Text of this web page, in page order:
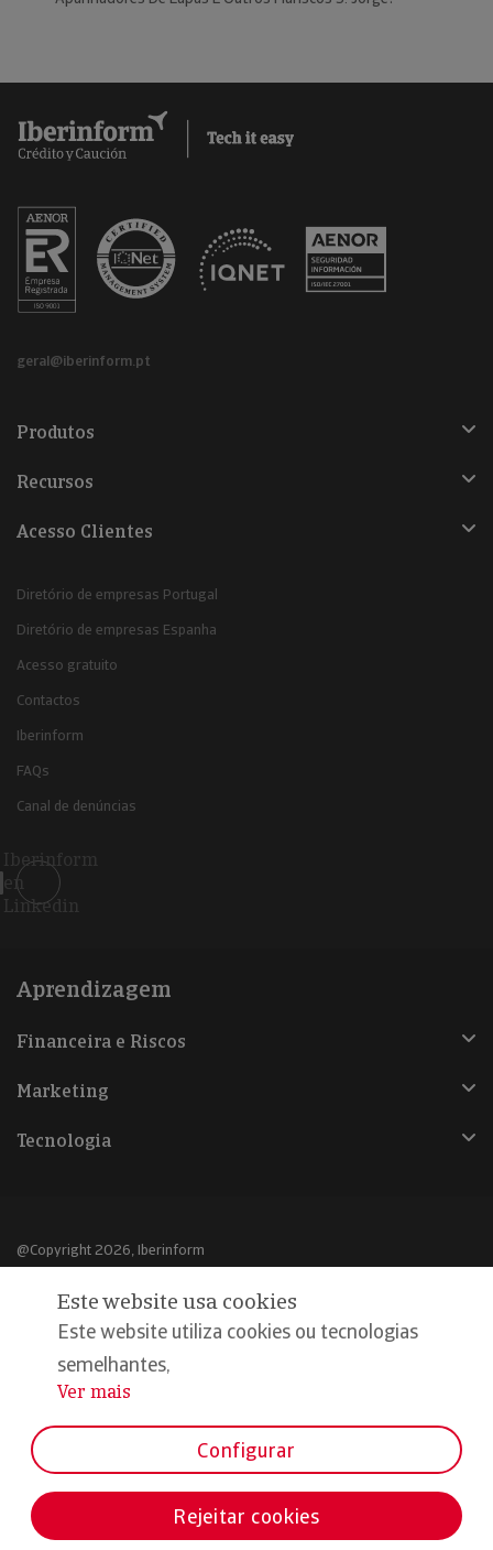
geral@iberinform.pt
Produtos
Recursos
Acesso Clientes
Diretório de empresas Portugal
Diretório de empresas Espanha
Acesso gratuito
Contactos
Iberinform
FAQs
Canal de denúncias
Iberinform
en
Linkedin
Aprendizagem
Financeira e Riscos
Marketing
Tecnologia
@Copyright 2026, Iberinform
Aviso legal
Política de cookies
Declaração de privacidade
Este website usa cookies
Este website utiliza cookies ou tecnologias
semelhantes,
...
Ver mais
Configurar
Rejeitar cookies